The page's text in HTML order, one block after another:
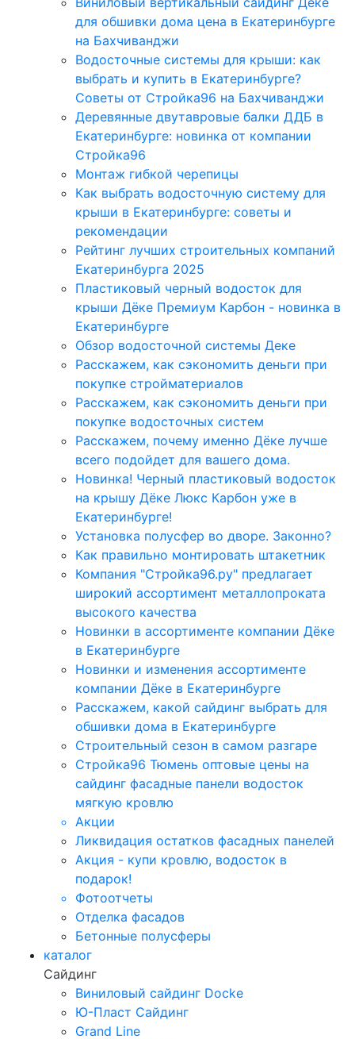
для обшивки дома цена в Екатеринбурге
на Бахчиванджи
Водосточные системы для крыши: как
выбрать и купить в Екатеринбурге?
Советы от Стройка96 на Бахчиванджи
Деревянные двутавровые балки ДДБ в
Екатеринбурге: новинка от компании
Стройка96
Монтаж гибкой черепицы
Как выбрать водосточную систему для
крыши в Екатеринбурге: советы и
рекомендации
Рейтинг лучших строительных компаний
Екатеринбурга 2025
Пластиковый черный водосток для
крыши Дёке Премиум Карбон - новинка в
Екатеринбурге
Обзор водосточной системы Деке
Расскажем, как сэкономить деньги при
покупке стройматериалов
Расскажем, как сэкономить деньги при
покупке водосточных систем
Расскажем, почему именно Дёке лучше
всего подойдет для вашего дома.
Новинка! Черный пластиковый водосток
на крышу Дёке Люкс Карбон уже в
Екатеринбурге!
Установка полусфер во дворе. Законно?
Как правильно монтировать штакетник
Компания "Стройка96.ру" предлагает
широкий ассортимент металлопроката
высокого качества
Новинки в ассортименте компании Дёке
в Екатеринбурге
Новинки и изменения ассортименте
компании Дёке в Екатеринбурге
Расскажем, какой сайдинг выбрать для
обшивки дома в Екатеринбурге
Строительный сезон в самом разгаре
Стройка96 Тюмень оптовые цены на
сайдинг фасадные панели водосток
мягкую кровлю
Акции
Ликвидация остатков фасадных панелей
Акция - купи кровлю, водосток в
подарок!
Фотоотчеты
Отделка фасадов
Бетонные полусферы
каталог
Сайдинг
Виниловый сайдинг Docke
Ю-Пласт Сайдинг
Grand Line